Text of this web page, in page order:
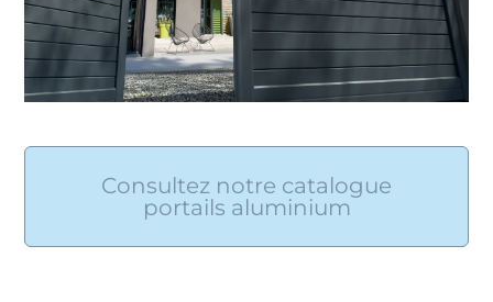
Consultez notre catalogue
portails aluminium